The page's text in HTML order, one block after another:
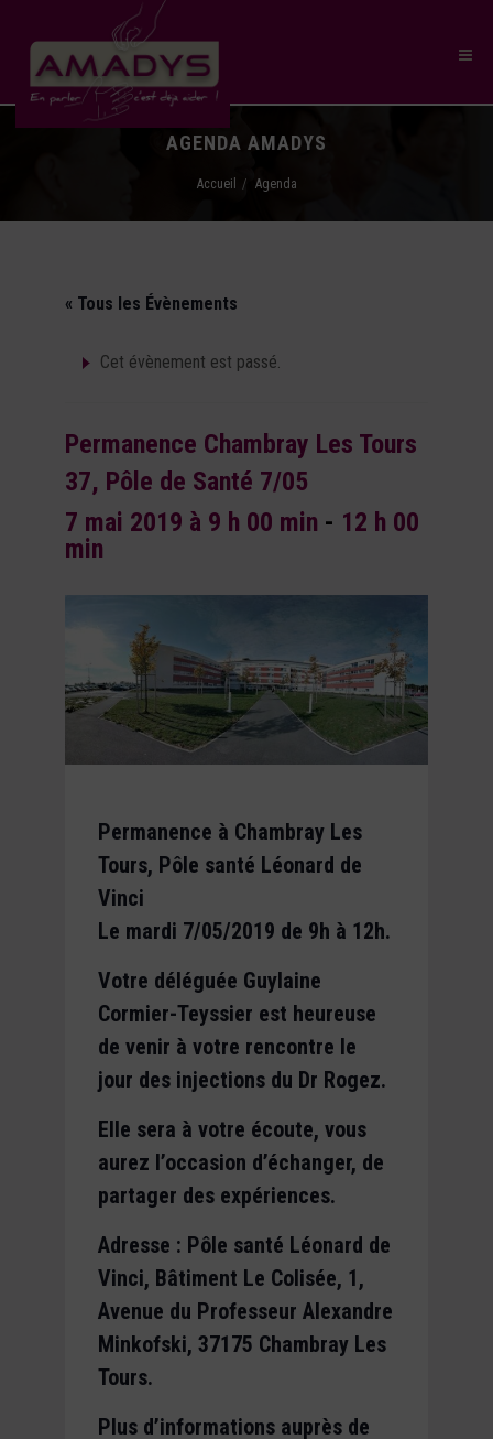
AGENDA AMADYS
Accueil Agenda
« Tous les Évènements
Cet évènement est passé.
Permanence Chambray Les Tours
37, Pôle de Santé 7/05
7 mai 2019 à 9 h 00 min - 12 h 00
min
Permanence à Chambray Les
Tours, Pôle santé Léonard de
Vinci
Le mardi 7/05/2019 de 9h à 12h.
Votre déléguée Guylaine
Cormier-Teyssier est heureuse
de venir à votre rencontre le
jour des injections du Dr Rogez.
Elle sera à votre écoute, vous
aurez l’occasion d’échanger, de
partager des expériences.
Adresse : Pôle santé Léonard de
Vinci, Bâtiment Le Colisée, 1,
Avenue du Professeur Alexandre
Minkofski, 37175 Chambray Les
Tours.
Plus d’informations auprès de